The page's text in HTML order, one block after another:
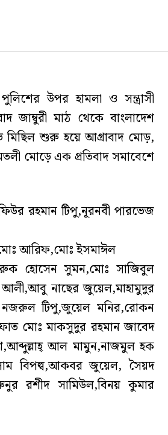
উপর হামলা ও সন্ত্রাসী
জাম্বুরী মাঠ থেকে বাংলাদেশ
মিছিল শুরু হয়ে আগ্রাবাদ মোড়,
মোড়ে এক প্রতিবাদ সমাবেশে
রহমান টিপু,নূরনবী পারভেজ
মোঃ আরিফ,মোঃ ইসমাঈল
হোসেন সুমন,মোঃ সাজিবুল
নাছের জুয়েল,মাহামুদুর
নজরুল টিপু,জুয়েল মনির,রোকন
মোঃ মাকসুদুর রহমান জাবেদ
আল মামুন,নাজমুল হক
বিপল্ব,আকবর জুয়েল, সৈয়দ
রশীদ সামিউল,বিনয় কুমার